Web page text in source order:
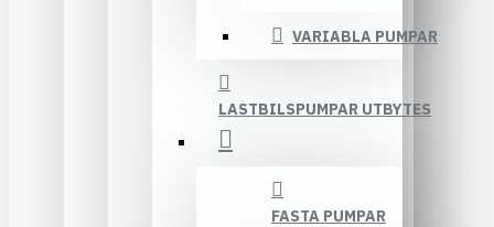
VARIABLA PUMPAR
LASTBILSPUMPAR UTBYTES
FASTA PUMPAR